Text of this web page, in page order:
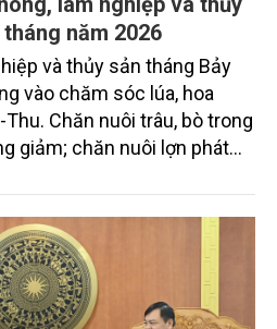
lâm nghiệp và thủy
năm 2026
và thủy sản tháng Bảy
vào chăm sóc lúa, hoa
Thu. Chăn nuôi trâu, bò trong
giảm; chăn nuôi lợn phát
gia cầm duy trì đà tăng
trồng mới và sản lượng